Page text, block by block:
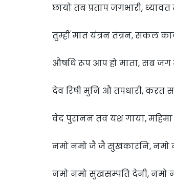
छायो तब प्रताप जगभारी,
तुम्हीं मात यंत्रन तंत्रन, सकल
औषधि रूप आप हो माता, सब जग
देव रिषी मुनि औ तपधारी, करत
वेद पुरानन तव यश गाया, महिमा
नमो नमो जै जै सुखकारनि, नमो
नमो नमो सुखसम्पति देनी, नमो